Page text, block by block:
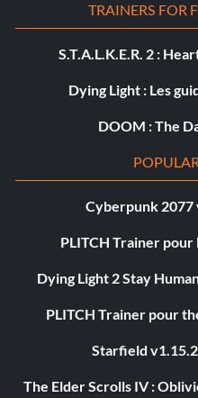
TRAINERS FOR
S.T.A.L.K.E.R. 2 :
Dying Light : Les
DOOM : The
Cyberpunk 2077
PLITCH Trainer
Dying Light 2 Stay
PLITCH Trainer pour
Starfield
The Elder Scrolls IV :